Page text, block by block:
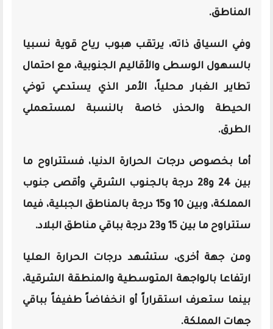
المناطق.
وفي السياق ذاته، يرتقب هبوب رياح قوية نسبيا
بالسهول الوسطى والأقاليم الجنوبية، مع احتمال
تطاير الغبار محلياً، الأمر الذي يستدعي توخي
الحيطة والحذر، خاصة بالنسبة لمستعملي
الطرق.
أما بخصوص درجات الحرارة الدنيا، فستتراوح ما
بين 24 و28 درجة بالجنوب الشرقي وأقصى جنوب
المملكة، وبين 10 و15 درجة بالمناطق الجبلية، فيما
ستتراوح ما بين 15 و23 درجة بباقي مناطق البلاد.
ومن جهة أخرى، ستشهد درجات الحرارة العليا
ارتفاعا بالواجهة المتوسطية والمنطقة الشرقية،
بينما ستعرف استقراراً أو انخفاضاً طفيفاً بباقي
جهات المملكة.